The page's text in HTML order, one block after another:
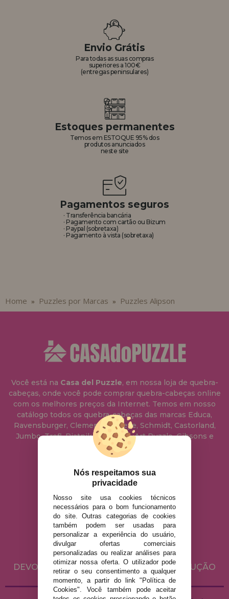
Envio Grátis
Para todas as suas compras
superiores a 100€
(entregas peninsulares)
Estoques permanentes
Temos em ESTOQUE 95% dos
produtos anunciados
neste site
Pagamentos seguros
· Transferência bancária
· Pagamento com cartão ou Bizum
· Paypal (sobretaxa)
· Pagamento à vista (sobretaxa)
Home » Puzzles por Marcas » Puzzles Alipson
Você está na Casa del Puzzle, em nossa loja de quebra-
cabeças, onde você pode comprar quebra-cabeças online
com os melhores preços da Internet. Temos em nosso
catálogo todos os quebra-cabeças das marcas Educa,
Ravensburger, Clementoni, Heye, Schmidt, Castorland,
Jumbo, Trefl, Piatnik, Anatolian, Art Puzzle, Gibsons e
muito mais.
info@casadopuzzle.pt
AVISO LEGAL
POLÍTICA DE PRIVACIDADE
POLÍTICA DE COOKIES
ENVIO E DEVOLUÇÕES
DEVOLUÇÕES / DIREITO DE LIVRE RESOLUÇÃO
Nós respeitamos sua
privacidade
Nosso site usa cookies técnicos
necessários para o bom funcionamento
do site. Outras categorias de cookies
também podem ser usadas para
personalizar a experiência do usuário,
divulgar ofertas comerciais
personalizadas ou realizar análises para
otimizar nossa oferta. O utilizador pode
retirar o seu consentimento a qualquer
momento, a partir do link "Política de
Cookies". Você também pode aceitar